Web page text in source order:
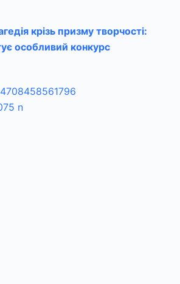
крізь призму творчості:
особливий конкурс